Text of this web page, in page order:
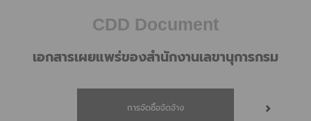
CDD Document
เอกสารเผยแพร่ของสำนักงานเลขานุการกรม
การจัดซื้อจัดจ้าง